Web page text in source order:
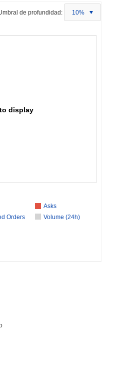
de profundidad: 10%
display
Asks
Orders
Volume (24h)